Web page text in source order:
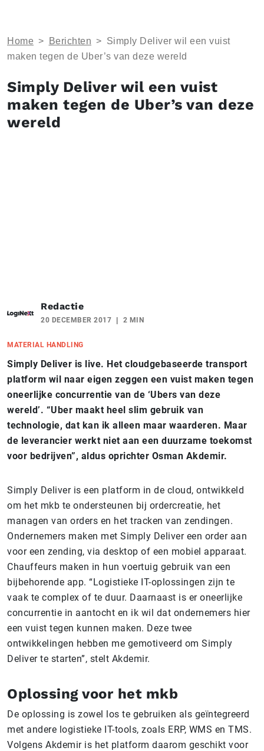
Home > Berichten > Simply Deliver wil een vuist
maken tegen de Uber’s van deze wereld
Simply Deliver wil een vuist
maken tegen de Uber’s van deze
wereld
Redactie
20 DECEMBER 2017 2 MIN
MATERIAL HANDLING
Simply Deliver is live. Het cloudgebaseerde transport
platform wil naar eigen zeggen een vuist maken tegen
oneerlijke concurrentie van de ‘Ubers van deze
wereld’. “Uber maakt heel slim gebruik van
technologie, dat kan ik alleen maar waarderen. Maar
de leverancier werkt niet aan een duurzame toekomst
voor bedrijven”, aldus oprichter Osman Akdemir.
Simply Deliver is een platform in de cloud, ontwikkeld
om het mkb te ondersteunen bij ordercreatie, het
managen van orders en het tracken van zendingen.
Ondernemers maken met Simply Deliver een order aan
voor een zending, via desktop of een mobiel apparaat.
Chauffeurs maken in hun voertuig gebruik van een
bijbehorende app. “Logistieke IT-oplossingen zijn te
vaak te complex of te duur. Daarnaast is er oneerlijke
concurrentie in aantocht en ik wil dat ondernemers hier
een vuist tegen kunnen maken. Deze twee
ontwikkelingen hebben me gemotiveerd om Simply
Deliver te starten”, stelt Akdemir.
Oplossing voor het mkb
De oplossing is zowel los te gebruiken als geïntegreerd
met andere logistieke IT-tools, zoals ERP, WMS en TMS.
Volgens Akdemir is het platform daarom geschikt voor